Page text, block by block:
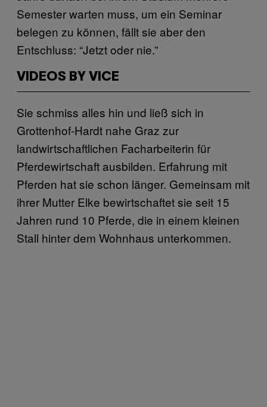
Semester warten muss, um ein Seminar
belegen zu können, fällt sie aber den
Entschluss: “Jetzt oder nie.”
VIDEOS BY VICE
Sie schmiss alles hin und ließ sich in
Grottenhof-Hardt nahe Graz zur
landwirtschaftlichen Facharbeiterin für
Pferdewirtschaft ausbilden. Erfahrung mit
Pferden hat sie schon länger. Gemeinsam mit
ihrer Mutter Elke bewirtschaftet sie seit 15
Jahren rund 10 Pferde, die in einem kleinen
Stall hinter dem Wohnhaus unterkommen.